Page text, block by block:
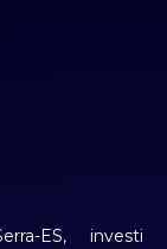
ES, investi